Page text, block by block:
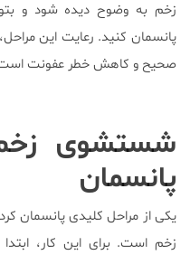
زخم به وضوح دیده شود و
پانسمان کنید. رعایت این
صحیح و کاهش خطر عفونت
شستشوی
پانسمان
یکی از مراحل کلیدی پانسمان
زخم است. برای این کار،